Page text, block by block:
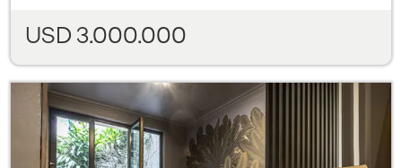
USD 3.000.000